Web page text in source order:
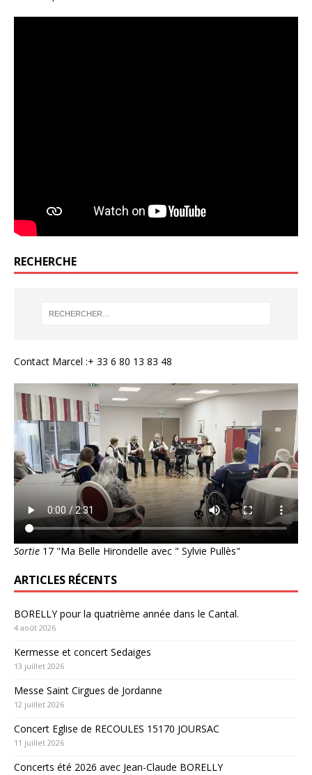
RECHERCHE
Contact Marcel :+ 33 6 80 13 83 48
Sortie 17 "Ma Belle Hirondelle avec " Sylvie Pullès"
ARTICLES RÉCENTS
BORELLY pour la quatrième année dans le Cantal.
4 août 2026
Kermesse et concert Sedaiges
13 juillet 2026
Messe Saint Cirgues de Jordanne
12 juillet 2026
Concert Eglise de RECOULES 15170 JOURSAC
11 juillet 2026
Concerts été 2026 avec Jean-Claude BORELLY